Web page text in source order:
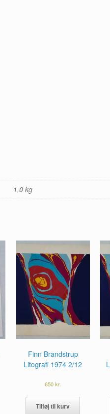
1,0 kg
Finn Brandstrup
Litografi 1974 2/12
650kr.
Tilføj til kurv